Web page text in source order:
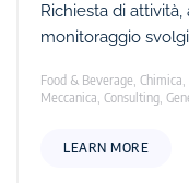
Richiesta di
monitoraggio
Food & Beverage,
Meccanica, Consulting,
LEARN MORE